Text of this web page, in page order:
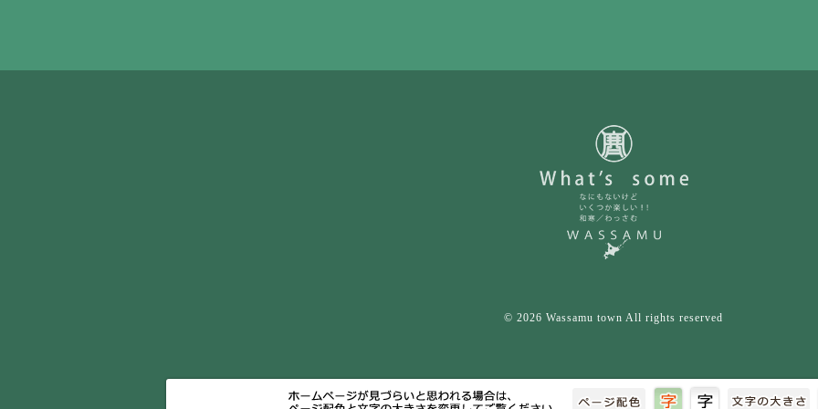
© 2026 Wassamu town All rights reserved